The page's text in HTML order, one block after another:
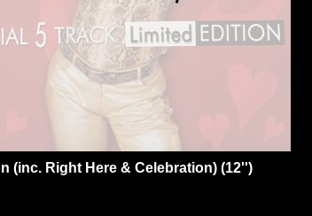
(inc. Right Here & Celebration) (12'')